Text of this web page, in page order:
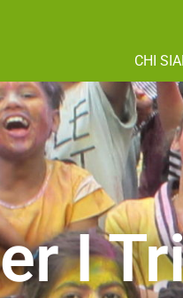
CHI
I